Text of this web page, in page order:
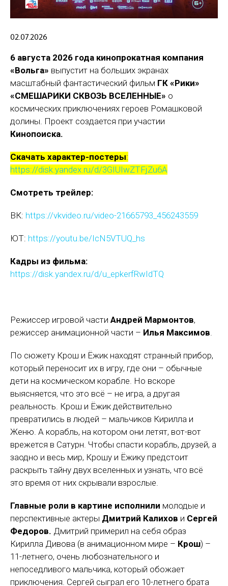
02.07.2026
6 августа 2026 года кинопрокатная компания
«Вольга» выпустит на больших экранах
масштабный фантастический фильм ГК «Рики»
«СМЕШАРИКИ СКВОЗЬ ВСЕЛЕННЫЕ» о
космических приключениях героев Ромашковой
долины. Проект создается при участии
Кинопоиска.
Скачать характер-постеры:
https://disk.yandex.ru/d/3GIUIwZTFjZu6A
Смотреть трейлер:
ВК: https://vkvideo.ru/video-21665793_456243559
ЮТ: https://youtu.be/IcN5VTUQ_hs
Кадры из фильма:
https://disk.yandex.ru/d/u_epkerfRwIdTQ
Режиссер игровой части Андрей Мармонтов,
режиссер анимационной части – Илья Максимов.
По сюжету Крош и Ёжик находят странный прибор,
который переносит их в игру, где они – обычные
дети на космическом корабле. Но вскоре
выясняется, что это всё – не игра, а другая
реальность. Крош и Ёжик действительно
превратились в людей – мальчиков Кирилла и
Женю. А корабль, на котором они летят, вот-вот
врежется в Сатурн. Чтобы спасти корабль, друзей, а
заодно и весь мир, Крошу и Ёжику предстоит
раскрыть тайну двух вселенных и узнать, что всё
это время от них скрывали взрослые.
Главные роли в картине исполнили молодые и
перспективные актеры Дмитрий Калихов и Сергей
Федоров. Дмитрий примерил на себя образ
Кирилла Дивова (в анимационном мире – Крош) –
11-летнего, очень любознательного и
непоседливого мальчика, который обожает
приключения. Сергей сыграл его 10-летнего брата